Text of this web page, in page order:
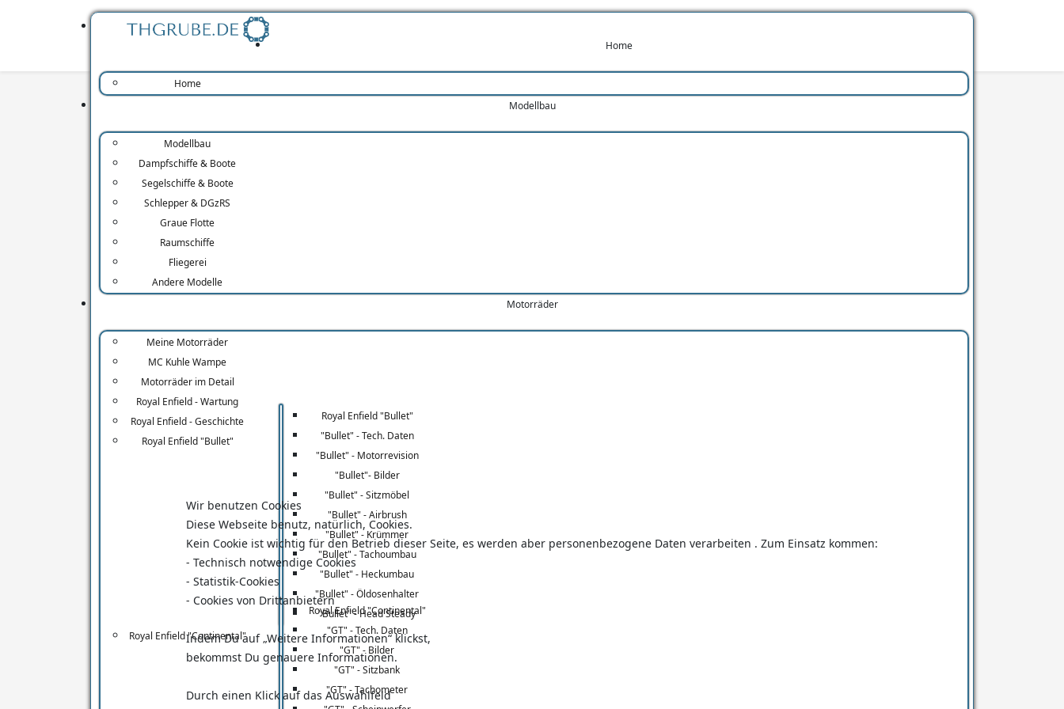
Home
Home
Modellbau
Modellbau
Dampfschiffe & Boote
Segelschiffe & Boote
Schlepper & DGzRS
Graue Flotte
Raumschiffe
Fliegerei
Andere Modelle
Motorräder
Meine Motorräder
MC Kuhle Wampe
Motorräder im Detail
Royal Enfield - Wartung
Royal Enfield - Geschichte
Royal Enfield "Bullet"
Royal Enfield "Bullet"
"Bullet" - Tech. Daten
"Bullet" - Motorrevision
"Bullet"- Bilder
"Bullet" - Sitzmöbel
"Bullet" - Airbrush
"Bullet" - Krümmer
"Bullet" - Tachoumbau
"Bullet" - Heckumbau
"Bullet" - Öldosenhalter
"Bullet" - Head Steady
Royal Enfield "Continental"
Royal Enfield "Continental"
"GT" - Tech. Daten
"GT" - Bilder
"GT" - Sitzbank
"GT" - Tachometer
Übersicht Kategorien
Windrather Tal
Wir benutzen Cookies
Diese Webseite benutz, natürlich, Cookies.
Kein Cookie ist wichtig für den Betrieb dieser Seite, es werden aber personenbezogene Daten verarbeiten . Zum Einsatz kommen:
- Technisch notwendige Cookies
- Statistik-Cookies
- Cookies von Drittanbietern
Indem Du auf „Weitere Informationen“ klickst,
bekommst Du genauere Informationen.
Durch einen Klick auf das Auswahlfeld